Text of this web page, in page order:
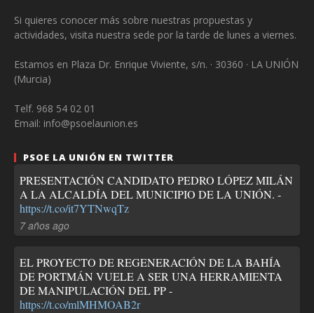
Si quieres conocer más sobre nuestras propuestas y
actividades, visita nuestra sede por la tarde de lunes a viernes.
Estamos en Plaza Dr. Enrique Viviente, s/n. · 30360 · LA UNIÓN
(Murcia)
Telf. 968 54 02 01
Email: info@psoelaunion.es
PSOE LA UNIÓN EN TWITTER
PRESENTACIÓN CANDIDATO PEDRO LÓPEZ MILÁN
A LA ALCALDÍA DEL MUNICIPIO DE LA UNIÓN. -
https://t.co/it7YTNwqTz
7 años ago
EL PROYECTO DE REGENERACIÓN DE LA BAHÍA
DE PORTMÁN VUELE A SER UNA HERRAMIENTA
DE MANIPULACIÓN DEL PP -
https://t.co/mlMHMOAB2r